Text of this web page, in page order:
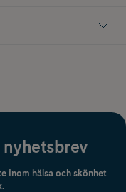
inom hälsa och skönhet